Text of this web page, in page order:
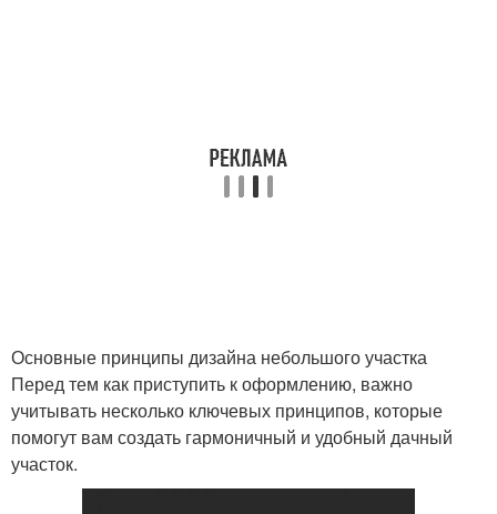
Основные принципы дизайна небольшого участка
Перед тем как приступить к оформлению, важно
учитывать несколько ключевых принципов, которые
помогут вам создать гармоничный и удобный дачный
участок.